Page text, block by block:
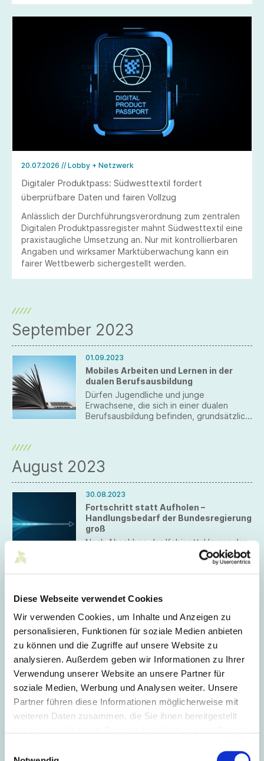
Diese Webseite verwendet Cookies
Wir verwenden Cookies, um Inhalte und Anzeigen zu
personalisieren, Funktionen für soziale Medien anbieten
zu können und die Zugriffe auf unsere Website zu
analysieren. Außerdem geben wir Informationen zu Ihrer
Verwendung unserer Website an unsere Partner für
soziale Medien, Werbung und Analysen weiter. Unsere
Partner führen diese Informationen möglicherweise mit
weiteren Daten zusammen, die Sie ihnen bereitgestellt
20.07.2026 // Lobby + Netzwerk
Digitaler Produktpass: Südwesttextil fordert
überprüfbare Daten und fairen Vollzug
Anlässlich der Durchführungsverordnung zum zentralen
Digitalen Produktpassregister mahnt Südwesttextil eine
praxistaugliche Umsetzung an. Nur mit kontrollierbaren
Angaben und wirksamer Marktüberwachung kann ein
fairer Wettbewerb sichergestellt werden.
September 2023
01.09.2023
Mobiles Arbeiten und Lernen in der
dualen Berufsausbildung
Dürfen Jugendliche und junge
Erwachsene, die sich in einer dualen
Berufsausbildung befinden, grundsätzlich
Paragraph 14 des
Berufsbildungsgesetzes (BBiG) hat das
in der Ausbildungsstätte ordnungsgemäß
kontrollieren. Durch die zunehmende
Digitalisierung der Arbeitswelt und die
massiven Folgewirkungen der
Coronapandemie ist dieser Anspruch aber
August 2023
30.08.2023
Fortschritt statt Aufholen –
Handlungsbedarf der Bundesregierung
groß
Nach Abschluss der Kabinettsklausur der
Bundesregierung, sieht Südwesttextil im
vorgestellten 10-Punkte-Plan viele sehr
gute Ansätze, aber noch nicht den
Blick auf die Energiekrise.
Digitalisierung –
Veranstaltungsangebote September
Wir präsentieren die Veranstaltungen des
Netzwerks von Mittelstand-Digital für den
kommenden Monat.
Juli 2023
Bürokratieabbau: BDI-Auswertung